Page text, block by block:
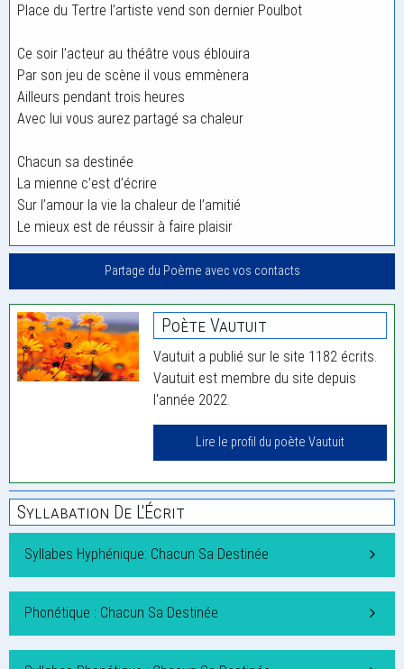
Place du Tertre l’artiste vend son dernier Poulbot
Ce soir l’acteur au théâtre vous éblouira
Par son jeu de scène il vous emmènera
Ailleurs pendant trois heures
Avec lui vous aurez partagé sa chaleur
Chacun sa destinée
La mienne c’est d’écrire
Sur l’amour la vie la chaleur de l’amitié
Le mieux est de réussir à faire plaisir
Partage du Poème avec vos contacts
Poète Vautuit
Vautuit a publié sur le site 1182 écrits.
Vautuit est membre du site depuis
l'année 2022.
Lire le profil du poète Vautuit
Syllabation De L'Écrit
Syllabes Hyphénique: Chacun Sa Destinée
Phonétique : Chacun Sa Destinée